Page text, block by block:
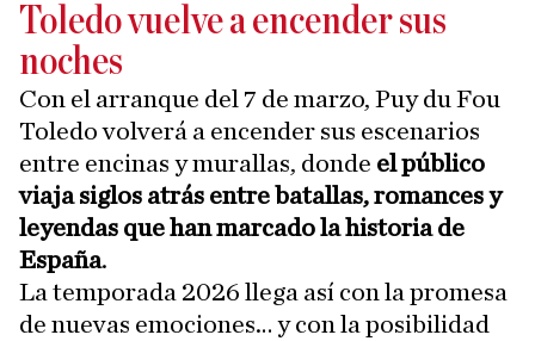
Toledo vuelve a encender sus
noches
Con el arranque del 7 de marzo, Puy du Fou
Toledo volverá a encender sus escenarios
entre encinas y murallas, donde el público
viaja siglos atrás entre batallas, romances y
leyendas que han marcado la historia de
España.
La temporada 2026 llega así con la promesa
de nuevas emociones… y con la posibilidad